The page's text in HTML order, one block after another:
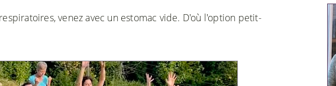
venez avec un estomac vide. D'où l'option petit-